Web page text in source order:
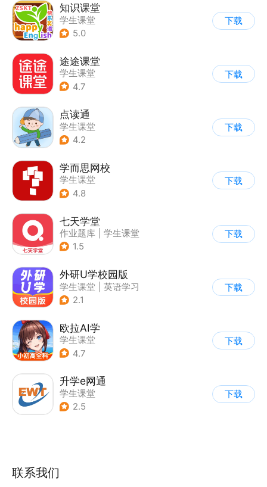
知识课堂
学生课堂
5.0
下载
途途课堂
学生课堂
4.7
下载
点读通
学生课堂
4.2
下载
学而思网校
学生课堂
4.8
下载
七天学堂
作业题库
学生课堂
1.5
下载
外研U学校园版
学生课堂
英语学习
2.1
下载
欧拉AI学
学生课堂
4.7
下载
升学e网通
学生课堂
2.5
下载
联系我们